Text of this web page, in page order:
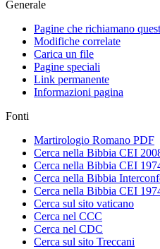
Generale
Pagine che richiamano
Modifiche correlate
Carica un file
Pagine speciali
Link permanente
Informazioni pagina
Fonti
Martirologio Romano PDF
Cerca nella Bibbia CEI
Cerca nella Bibbia CEI
Cerca nella Bibbia
Cerca nella Bibbia CEI
Cerca sul sito vaticano
Cerca nel CCC
Cerca nel CDC
Cerca sul sito Treccani